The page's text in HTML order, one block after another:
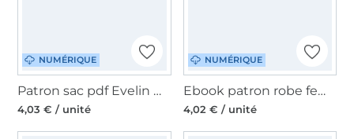
NUMÉRIQUE
Patron sac pdf Evelin Malomi, en français
4,03 € / unité
NUMÉRIQUE
Ebook patron robe femme Maura Sew Simple, en allemand
4,02 € / unité